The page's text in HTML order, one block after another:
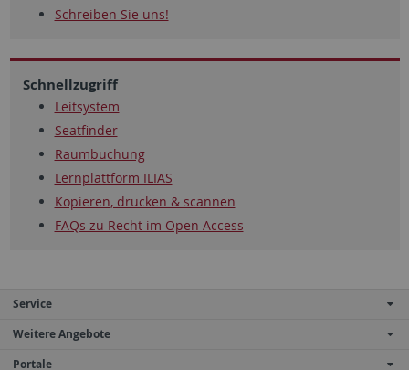
Schreiben Sie uns!
Schnellzugriff
Leitsystem
Seatfinder
Raumbuchung
Lernplattform ILIAS
Kopieren, drucken & scannen
FAQs zu Recht im Open Access
Service
Weitere Angebote
Portale